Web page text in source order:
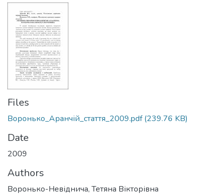
Files
Воронько_Аранчій_стаття_2009.pdf(239.76 KB)
Date
2009
Authors
Воронько-Невіднича, Тетяна Вікторівна